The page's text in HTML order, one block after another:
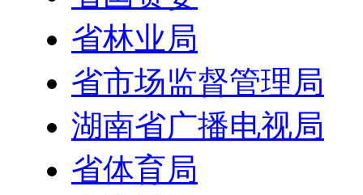
省林业局
省市场监督管理局
湖南省广播电视局
省体育局